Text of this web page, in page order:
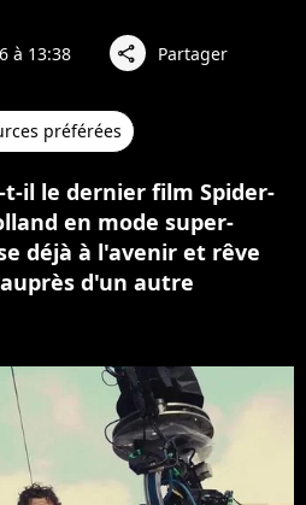
à 13:38 share Partager
préférées
t-il le dernier film Spider-
en mode super-
déjà à l'avenir et rêve
d'un autre